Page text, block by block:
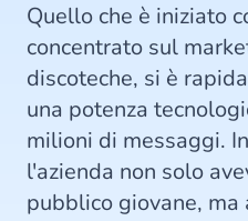
Quello che è iniziato
concentrato sul
discoteche, si è
una potenza
milioni di messaggi.
l'azienda non solo
pubblico giovane, ma